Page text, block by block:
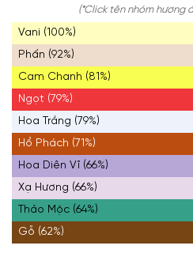
(*Click tên nhóm hương
Vani (100%)
Phấn (92%)
Cam Chanh (81%)
Ngọt (79%)
Hoa Trắng (79%)
Hổ Phách (71%)
Hoa Diên Vĩ (66%)
Xạ Hương (66%)
Thảo Mộc (64%)
Gỗ (62%)